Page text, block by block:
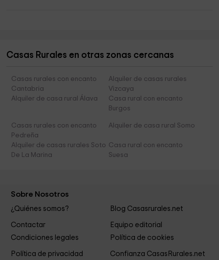
Casas Rurales en otras zonas cercanas
Casas rurales con encanto
Cantabria
Alquiler de casas rurales
Vizcaya
Alquiler de casa rural Álava
Casa rural con encanto
Burgos
Casas rurales con encanto
Pedreña
Alquiler de casa rural Somo
Alquiler de casas rurales Soto
De La Marina
Casa rural con encanto
Suesa
Sobre Nosotros
¿Quiénes somos? Blog Casasrurales.net
Contactar
Equipo editorial
Condiciones legales
Política de cookies
Política de privacidad Confianza CasasRurales.net